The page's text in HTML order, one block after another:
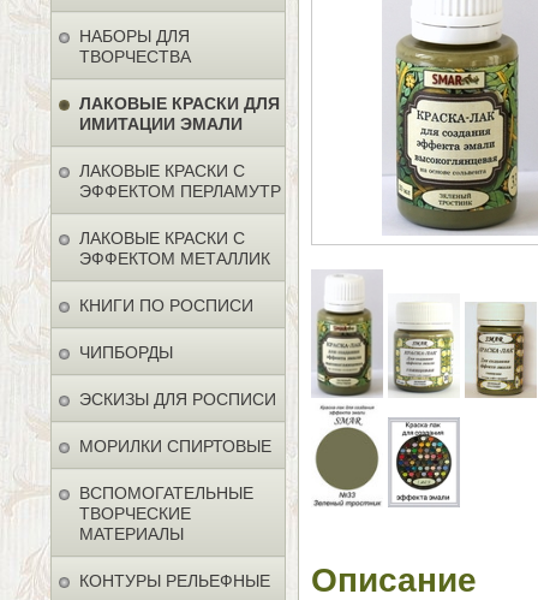
НАБОРЫ ДЛЯ
ТВОРЧЕСТВА
ЛАКОВЫЕ КРАСКИ ДЛЯ
ИМИТАЦИИ ЭМАЛИ
ЛАКОВЫЕ КРАСКИ С
ЭФФЕКТОМ ПЕРЛАМУТР
ЛАКОВЫЕ КРАСКИ С
ЭФФЕКТОМ МЕТАЛЛИК
КНИГИ ПО РОСПИСИ
ЧИПБОРДЫ
ЭСКИЗЫ ДЛЯ РОСПИСИ
МОРИЛКИ СПИРТОВЫЕ
ВСПОМОГАТЕЛЬНЫЕ
ТВОРЧЕСКИЕ
МАТЕРИАЛЫ
КОНТУРЫ РЕЛЬЕФНЫЕ Описание